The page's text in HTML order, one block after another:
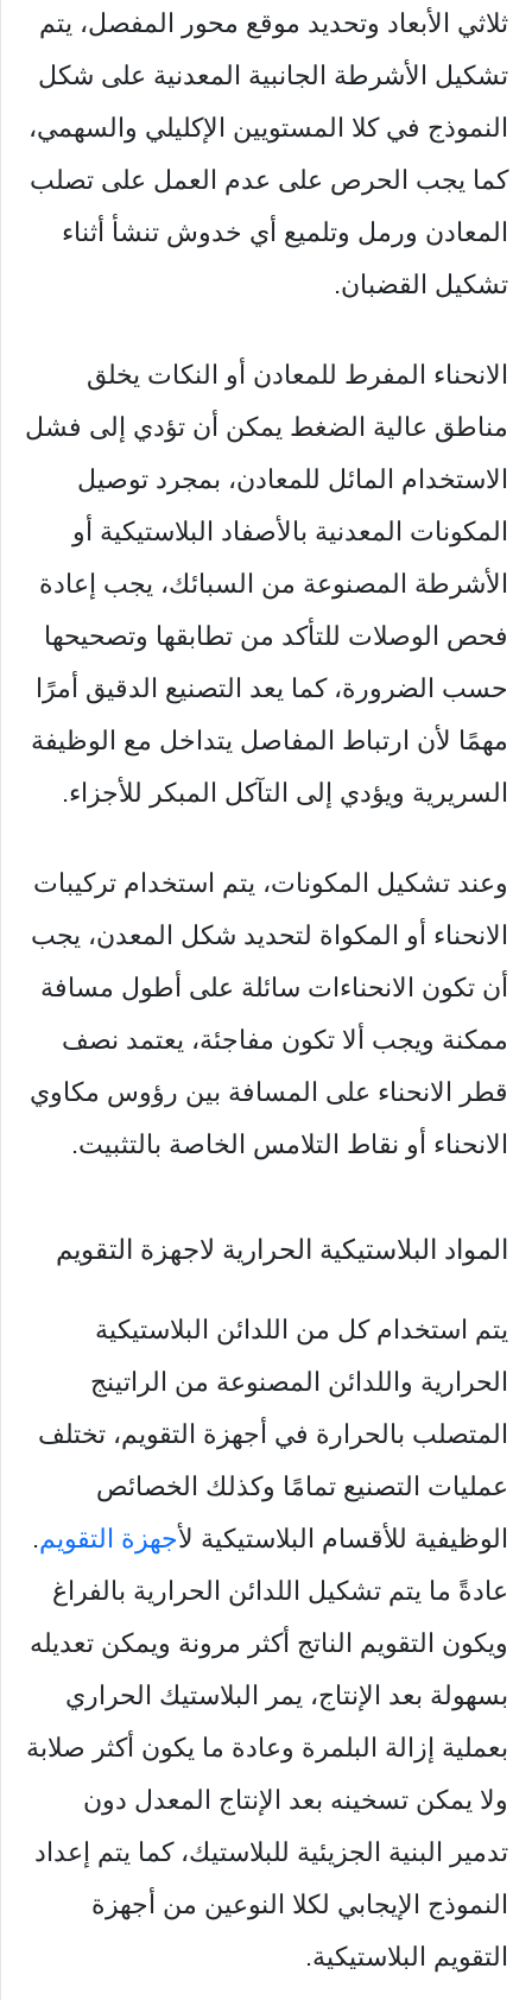
ثلاثي الأبعاد وتحديد موقع محور المفصل، يتم
تشكيل الأشرطة الجانبية المعدنية على شكل
النموذج في كلا المستويين الإكليلي والسهمي،
كما يجب الحرص على عدم العمل على تصلب
المعادن ورمل وتلميع أي خدوش تنشأ أثناء
تشكيل القضبان.
الانحناء المفرط للمعادن أو النكات يخلق
مناطق عالية الضغط يمكن أن تؤدي إلى فشل
الاستخدام المائل للمعادن، بمجرد توصيل
المكونات المعدنية بالأصفاد البلاستيكية أو
الأشرطة المصنوعة من السبائك، يجب إعادة
فحص الوصلات للتأكد من تطابقها وتصحيحها
حسب الضرورة، كما يعد التصنيع الدقيق أمرًا
مهمًا لأن ارتباط المفاصل يتداخل مع الوظيفة
السريرية ويؤدي إلى التآكل المبكر للأجزاء.
وعند تشكيل المكونات، يتم استخدام تركيبات
الانحناء أو المكواة لتحديد شكل المعدن، يجب
أن تكون الانحناءات سائلة على أطول مسافة
ممكنة ويجب ألا تكون مفاجئة، يعتمد نصف
قطر الانحناء على المسافة بين رؤوس مكاوي
الانحناء أو نقاط التلامس الخاصة بالتثبيت.
المواد البلاستيكية الحرارية لاجهزة التقويم
يتم استخدام كل من اللدائن البلاستيكية
الحرارية واللدائن المصنوعة من الراتينج
المتصلب بالحرارة في أجهزة التقويم، تختلف
عمليات التصنيع تمامًا وكذلك الخصائص
الوظيفية للأقسام البلاستيكية لأجهزة التقويم.
عادةً ما يتم تشكيل اللدائن الحرارية بالفراغ
ويكون التقويم الناتج أكثر مرونة ويمكن تعديله
بسهولة بعد الإنتاج، يمر البلاستيك الحراري
بعملية إزالة البلمرة وعادة ما يكون أكثر صلابة
ولا يمكن تسخينه بعد الإنتاج المعدل دون
تدمير البنية الجزيئية للبلاستيك، كما يتم إعداد
النموذج الإيجابي لكلا النوعين من أجهزة
التقويم البلاستيكية.